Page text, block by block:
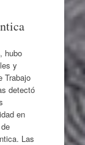
hubo
y
Trabajo
detectó
en
Las